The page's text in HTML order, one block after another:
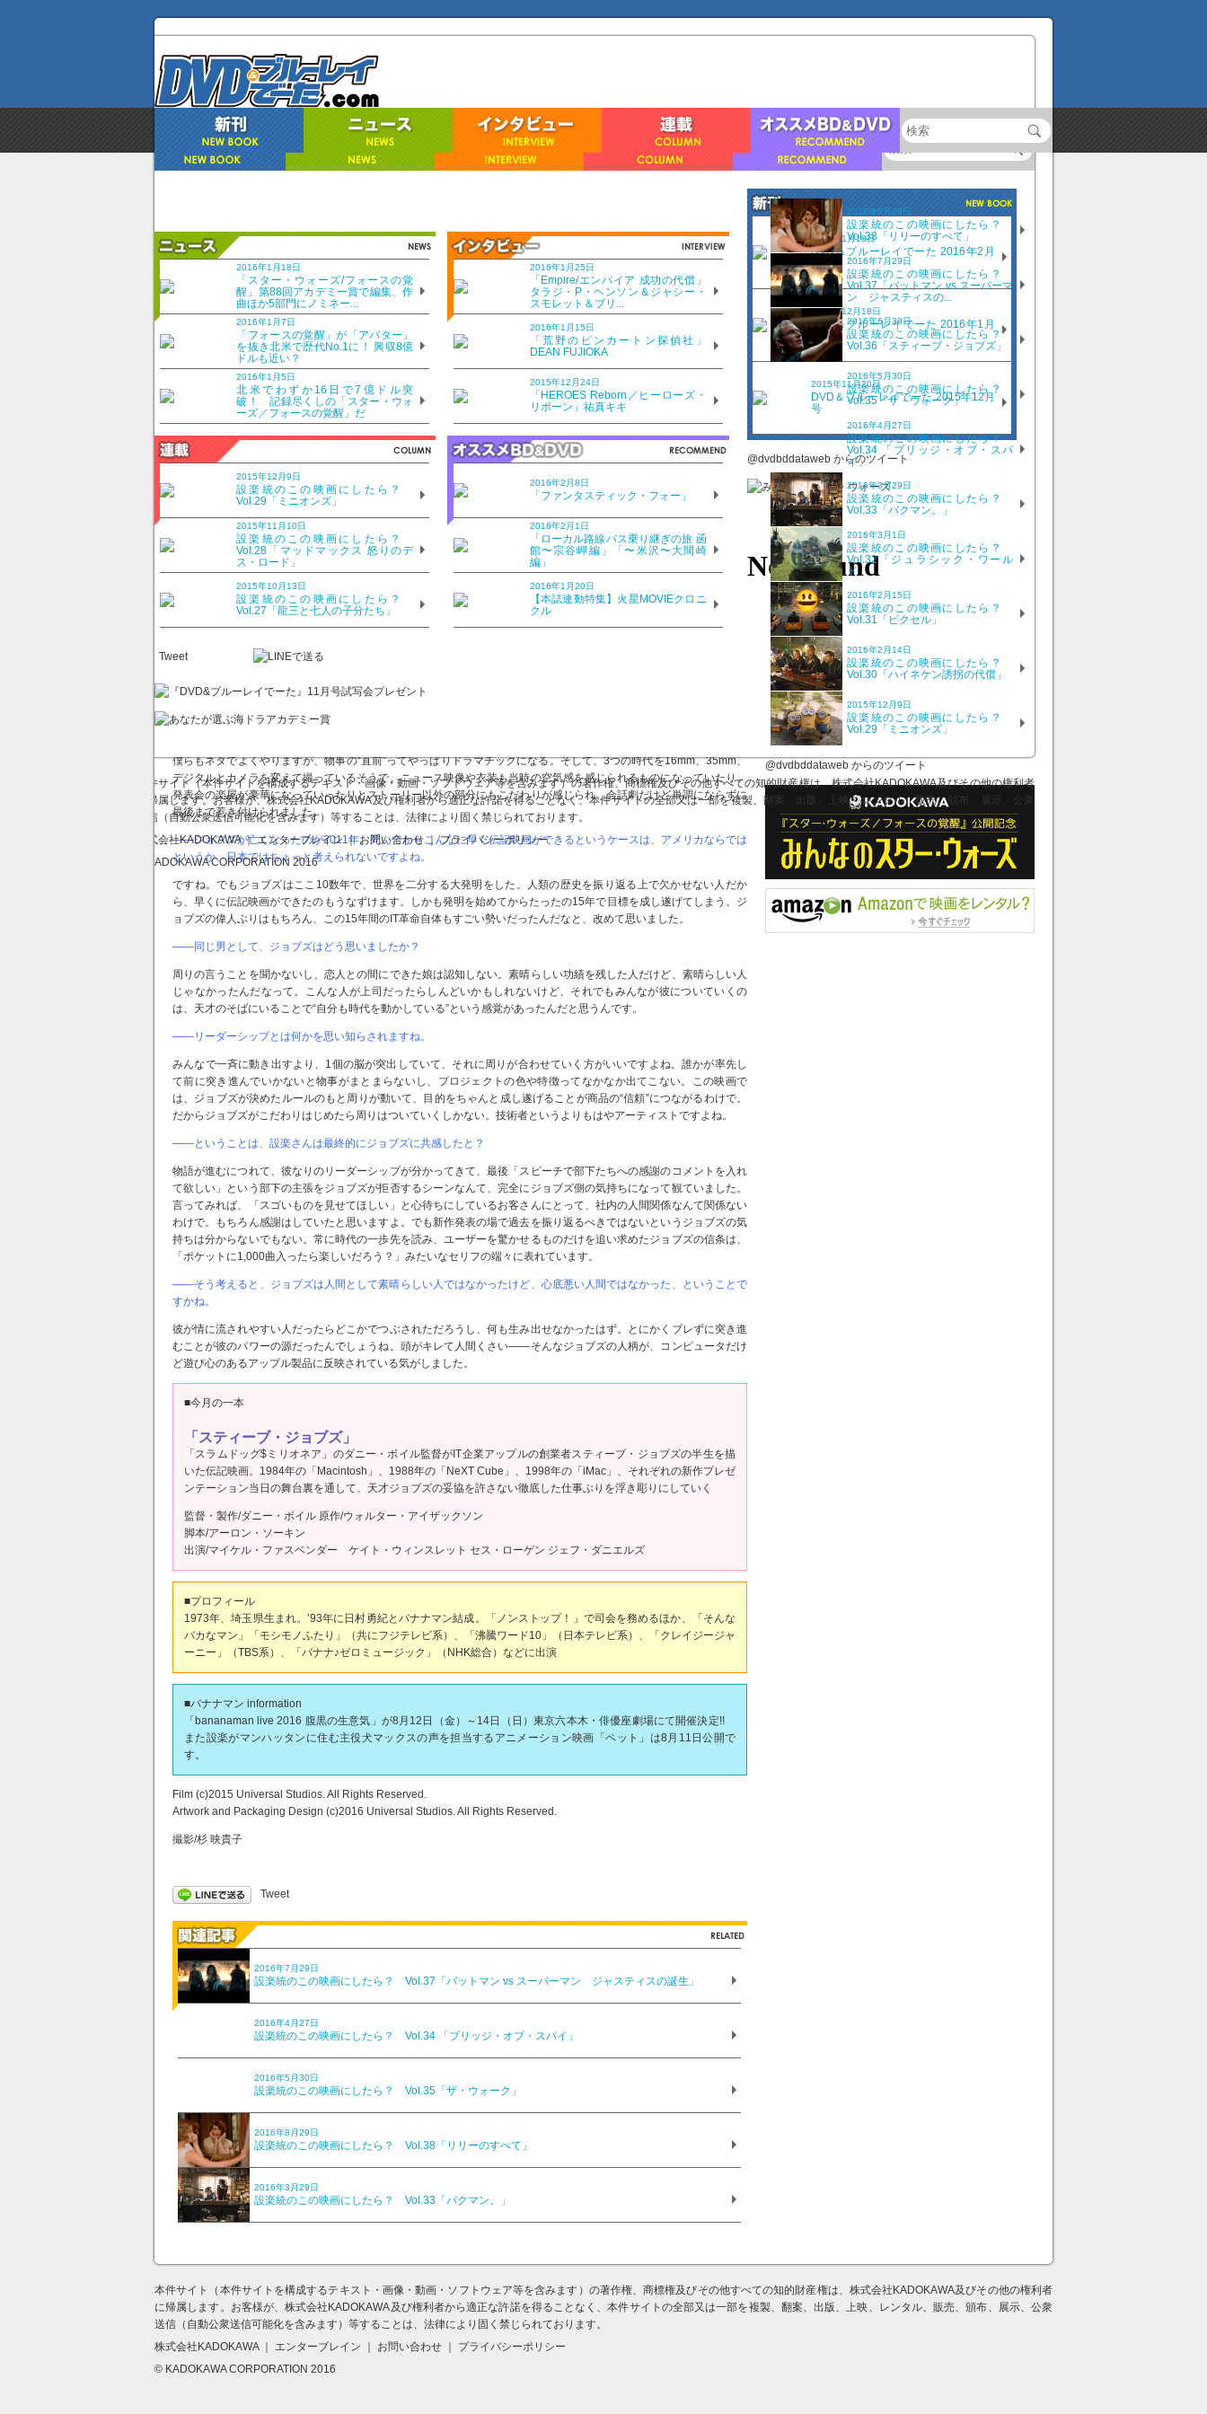
2016年1月18日
「スター・ウォーズ/フォースの覚
醒」第88回アカデミー賞で編集、作
曲ほか5部門にノミネー...
2016年1月7日
「フォースの覚醒」が「アバター」
を抜き北米で歴代No.1に！ 興収8億
ドルも近い？
2016年1月5日
北米でわずか16日で7億ドル突
破！ 記録尽くしの「スター・ウォ
ーズ／フォースの覚醒」だ
2016年1月25日
「Empire/エンパイア 成功の代償」
タラジ・P・ヘンソン＆ジャシー・
スモレット＆ブリ...
2016年1月15日
「荒野のピンカートン探偵社」
DEAN FUJIOKA
2015年12月24日
「HEROES Reborn／ヒーローズ・
リボーン」祐真キキ
2015年12月9日
設楽統のこの映画にしたら？
Vol.29「ミニオンズ」
2015年11月10日
設楽統のこの映画にしたら？
Vol.28「マッドマックス 怒りのデ
ス・ロード」
2015年10月13日
設楽統のこの映画にしたら？
Vol.27「龍三と七人の子分たち」
2016年2月8日
「ファンタスティック・フォー」
2016年2月1日
「ローカル路線バス乗り継ぎの旅 函
館〜宗谷岬編」「〜米沢〜大間崎
編」
2016年1月20日
【本誌連動特集】火星MOVIEクロニ
クル
Tweet
2016年1月18日
DVD＆ブルーレイでーた 2016年2月
号
2015年12月18日
DVD＆ブルーレイでーた 2016年1月
2015年11月20日
DVD＆ブルーレイでーた 2015年12月
号
@dvdbddataweb からのツイート
本件サイト（本件サイトを構成するテキスト・画像・動画・ソフトウェア等を含みます）の著作権、商標権及びその他すべての知的財産権は、株式会社KADOKAWA及びその他の権利者
に帰属します。お客様が、株式会社KADOKAWA及び権利者から適正な許諾を得ることなく、本件サイトの全部又は一部を複製、翻案、出版、上映、レンタル、販売、頒布、展示、公衆
送信（自動公衆送信可能化を含みます）等することは、法律により固く禁じられております。
株式会社KADOKAWA ｜ エンターブレイン ｜ お問い合わせ ｜ プライバシーポリシー
© KADOKAWA CORPORATION 2016
設楽統のこの映画にしたら？ Vol.36「スティーブ・ジョ
ブズ」
2016年6月30日
IT界のカリスマの人間力とは…!?
――今回は「スティーブ・ジョブズ」を選んでいただきました。まず最初に、設楽さんご自身はアップルユーザーです
iPhone、iPad、iPodは持っていますよ。劇中に出てくるiMacも買ったことがあります。といっても、パソコンはそん
なには使いこなせないんですけど。iMacは低価格で形もかわいくて、当時、若い人だけじゃなくて主婦にも人気でした
よね。だからiMacの発表会シーンは「スティーブ・ジョブズと僕の人生が交差した！」とアガりましたよ。観る前
は“あまりよく知らない偉人の映画”みたいなイメージでしたが、このシーンでジョブズという存在がぐっと身近になり
――観ての率直な感想は？
第一印象は「ジョブズってこんなに怒る人だったんだ!?」ってこと。というのも、それまでのジョブズって、実際の映
像を見る限り、温和で物静かな人だと思ってたんです。でも映画を観て驚きました。最初から最後までずーっと怒って
るんですよ。しかもジワジワ相手を追いつめる感じで……観終わった後はちょっとぐったりしちゃいました（笑）。
――ジョブズを演じているのは、マイケル・ファスベンダー。200ページもの台本をものにするため、7週間ものリハー
を重ねていく感じとか、役作りも見事でした。
――監督は「トレインスポッティング」のダニー・ボイル。映像や音楽にこだわる監督としても有名です。
僕らもネタでよくやりますが、物事の“直前”ってやっぱりドラマチックになる。そして、3つの時代を16mm、35mm、
デジタルとカメラを変えて撮っているそうで。ニュース映像や衣装も当時の空気感を感じられるものになっていたり、
発表会の楽屋が豪華になっていったりとストーリー以外の部分にもこだわりが感じられ、会話劇だけど単調にならずに
最後まで惹き付けられました。
――ジョブズが亡くなったのが2011年。死んでからこんなに早く伝記映画ができるというケースは、アメリカならでは
というか、日本ではちょっと考えられないですよね。
ですね。でもジョブズはここ10数年で、世界を二分する大発明をした。人類の歴史を振り返る上で欠かせない人だか
ら、早くに伝記映画ができたのもうなずけます。しかも発明を始めてからたったの15年で目標を成し遂げてしまう。ジ
ョブズの偉人ぶりはもちろん、この15年間のIT革命自体もすごい勢いだったんだなと、改めて思いました。
――同じ男として、ジョブズはどう思いましたか？
周りの言うことを聞かないし、恋人との間にできた娘は認知しない。素晴らしい功績を残した人だけど、素晴らしい人
じゃなかったんだなって。こんな人が上司だったらしんどいかもしれないけど、それでもみんなが彼についていくの
は、天才のそばにいることで“自分も時代を動かしている”という感覚があったんだと思うんです。
――リーダーシップとは何かを思い知らされますね。
みんなで一斉に動き出すより、1個の脳が突出していて、それに周りが合わせていく方がいいですよね。誰かが率先し
て前に突き進んでいかないと物事がまとまらないし、プロジェクトの色や特徴ってなかなか出てこない。この映画で
は、ジョブズが決めたルールのもと周りが動いて、目的をちゃんと成し遂げることが商品の“信頼”につながるわけで。
だからジョブズがこだわりはじめたら周りはついていくしかない。技術者というよりもはやアーティストですよね。
――ということは、設楽さんは最終的にジョブズに共感したと？
物語が進むにつれて、彼なりのリーダーシップが分かってきて、最後「スピーチで部下たちへの感謝のコメントを入れ
て欲しい」という部下の主張をジョブズが拒否するシーンなんて、完全にジョブズ側の気持ちになって観ていました。
言ってみれば、「スゴいものを見せてほしい」と心待ちにしているお客さんにとって、社内の人間関係なんて関係ない
わけで。もちろん感謝はしていたと思いますよ。でも新作発表の場で過去を振り返るべきではないというジョブズの気
持ちは分からないでもない。常に時代の一歩先を読み、ユーザーを驚かせるものだけを追い求めたジョブズの信条は、
「ポケットに1,000曲入ったら楽しいだろう？」みたいなセリフの端々に表れています。
――そう考えると、ジョブズは人間として素晴らしい人ではなかったけど、心底悪い人間ではなかった、ということで
すかね。
彼が情に流されやすい人だったらどこかでつぶされただろうし、何も生み出せなかったはず。とにかくブレずに突き進
むことが彼のパワーの源だったんでしょうね。頭がキレて人間くさい――そんなジョブズの人柄が、コンピュータだけ
ど遊び心のあるアップル製品に反映されている気がしました。
■今月の一本
「スティーブ・ジョブズ」
「スラムドッグ$ミリオネア」のダニー・ボイル監督がIT企業アップルの創業者スティーブ・ジョブズの半生を描
いた伝記映画。1984年の「Macintosh」、1988年の「NeXT Cube」、1998年の「iMac」、それぞれの新作プレゼ
ンテーション当日の舞台裏を通して、天才ジョブズの妥協を許さない徹底した仕事ぶりを浮き彫りにしていく
監督・製作/ダニー・ボイル 原作/ウォルター・アイザックソン
脚本/アーロン・ソーキン
出演/マイケル・ファスベンダー ケイト・ウィンスレット セス・ローゲン ジェフ・ダニエルズ
■プロフィール
1973年、埼玉県生まれ。’93年に日村勇紀とバナナマン結成。「ノンストップ！」で司会を務めるほか、「そんな
バカなマン」「モシモノふたり」（共にフジテレビ系）、「沸騰ワード10」（日本テレビ系）、「クレイジージャ
ーニー」（TBS系）、「バナナ♪ゼロミュージック」（NHK総合）などに出演
■バナナマン information
「bananaman live 2016 腹黒の生意気」が8月12日（金）～14日（日）東京六本木・俳優座劇場にて開催決定!!
また設楽がマンハッタンに住む主役犬マックスの声を担当するアニメーション映画「ペット」は8月11日公開で
す。
Film (c)2015 Universal Studios. All Rights Reserved.
Artwork and Packaging Design (c)2016 Universal Studios. All Rights Reserved.
撮影/杉 映貴子
Tweet
2016年7月29日
設楽統のこの映画にしたら？ Vol.37「バットマン vs スーパーマン ジャスティスの誕生」
2016年4月27日
設楽統のこの映画にしたら？ Vol.34 「ブリッジ・オブ・スパイ」
2016年5月30日
設楽統のこの映画にしたら？ Vol.35「ザ・ウォーク」
2016年8月29日
設楽統のこの映画にしたら？ Vol.38「リリーのすべて」
2016年3月29日
設楽統のこの映画にしたら？ Vol.33「バクマン。」
2016年8月29日
設楽統のこの映画にしたら？
Vol.38「リリーのすべて」
2016年7月29日
設楽統のこの映画にしたら？
Vol.37「バットマン vs スーパーマ
ン ジャスティスの...
2016年6月30日
設楽統のこの映画にしたら？
Vol.36「スティーブ・ジョブズ」
2016年5月30日
設楽統のこの映画にしたら？
Vol.35「ザ・ウォーク」
2016年4月27日
設楽統のこの映画にしたら？
Vol.34 「ブリッジ・オブ・スパ
イ」
2016年3月29日
設楽統のこの映画にしたら？
Vol.33「バクマン。」
2016年3月1日
設楽統のこの映画にしたら？
Vol.32「ジュラシック・ワール
ド」
2016年2月15日
設楽統のこの映画にしたら？
Vol.31「ピクセル」
2016年2月14日
設楽統のこの映画にしたら？
Vol.30「ハイネケン誘拐の代償」
2015年12月9日
設楽統のこの映画にしたら？
Vol.29「ミニオンズ」
@dvdbddataweb からのツイート
本件サイト（本件サイトを構成するテキスト・画像・動画・ソフトウェア等を含みます）の著作権、商標権及びその他すべての知的財産権は、株式会社KADOKAWA及びその他の権利者
に帰属します。お客様が、株式会社KADOKAWA及び権利者から適正な許諾を得ることなく、本件サイトの全部又は一部を複製、翻案、出版、上映、レンタル、販売、頒布、展示、公衆
送信（自動公衆送信可能化を含みます）等することは、法律により固く禁じられております。
株式会社KADOKAWA ｜ エンターブレイン ｜ お問い合わせ ｜ プライバシーポリシー
© KADOKAWA CORPORATION 2016